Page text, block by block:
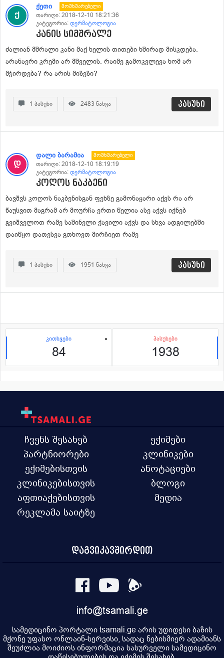
ქეთი Მომხმარებელი
თარიღი: 2018-12-10 18:21:36
კატეგორია: დერმატოლოგია
კანის სიმშრალე
ძალიან მშრალი კანი მაქ ხელის თითები ხშირად მისკდება.
არანაერი კრემი არ მშველის. რაიმე გამოკვლევა ხომ არ
მჭირდება? რა არის მიზეზი?
1 პასუხი 2483 ნახვა პასუხი
დალი ბარამია Მომხმარებელი
თარიღი: 2018-12-10 18:19:19
კატეგორია: დერმატოლოგია
კოღოს ნაკბენი
ბავშვს კოღოს ნაკბენისგან ფეხზე გამონაყარი აქვს რა არ
წაუსვით მაგრამ არ მოურჩა ერთი წელია ასე აქვს იქნებ
გვიშველოთ რამე საშინელი ქავილი აქვს და სხვა ადგილებში
დაიწყო დათესვა გთხოვთ მირჩიეთ რამე
1 პასუხი 1951 ნახვა პასუხი
კითხვები
84
პასუხები
1938
ჩვენს შესახებ
პარტნიორები
ექიმებისთვის
კლინიკებისთვის
აფთიაქებისთვის
რეკლამა საიტზე
ექიმები
კლინიკები
ანოტაციები
ბლოგი
მედია
დაგვიკავშირდით
info@tsamali.ge
სამედიცინო პორტალი tsamali.ge არის უდიდესი ბაზის
მქონე უფასო ონლაინ-სერვისი, სადაც ნებისმიერ ადამიანს
შეუძლია მოიძიოს ინფორმაცია სასურველი სამედიცინო